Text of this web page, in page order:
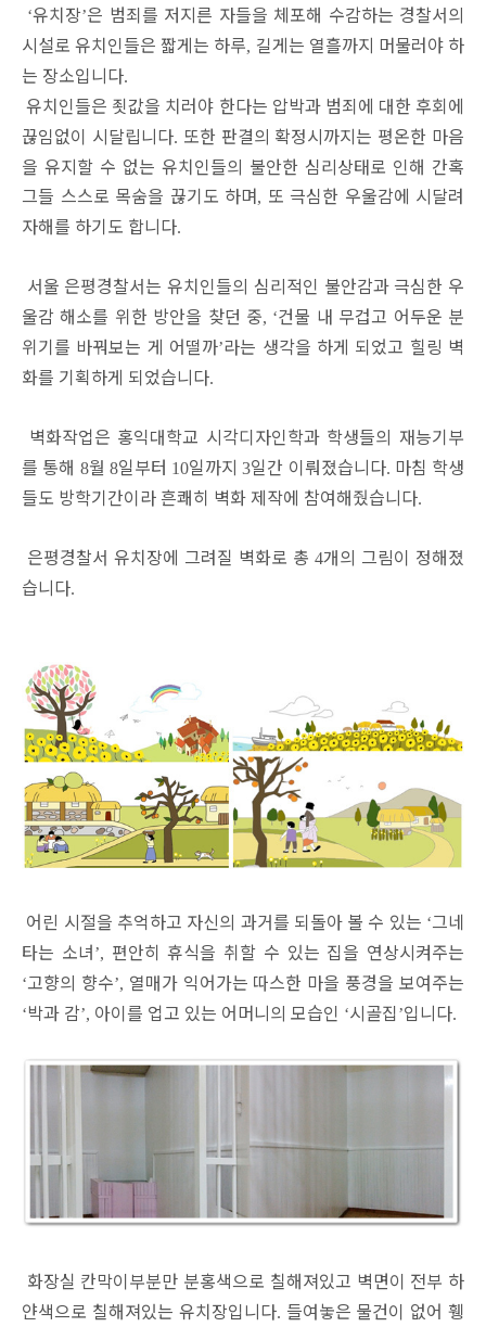
‘유치장’은 범죄를 저지른 자들을 체포해 수감하는 경찰서의
시설로 유치인들은 짧게는 하루, 길게는 열흘까지 머물러야 하
는 장소입니다.
유치인들은 죗값을 치러야 한다는 압박과 범죄에 대한 후회에
끊임없이 시달립니다. 또한 판결의 확정시까지는 평온한 마음
을 유지할 수 없는 유치인들의 불안한 심리상태로 인해 간혹
그들 스스로 목숨을 끊기도 하며, 또 극심한 우울감에 시달려
자해를 하기도 합니다.
서울 은평경찰서는 유치인들의 심리적인 불안감과 극심한 우
울감 해소를 위한 방안을 찾던 중, ‘건물 내 무겁고 어두운 분
위기를 바꿔보는 게 어떨까’라는 생각을 하게 되었고 힐링 벽
화를 기획하게 되었습니다.
벽화작업은 홍익대학교 시각디자인학과 학생들의 재능기부
를 통해 8월 8일부터 10일까지3일간 이뤄졌습니다. 마침 학생
들도 방학기간이라 흔쾌히 벽화 제작에 참여해줬습니다.
은평경찰서 유치장에 그려질 벽화로 총 4개의 그림이 정해졌
습니다.
어린 시절을 추억하고 자신의 과거를 되돌아 볼 수 있는 ‘그네
타는 소녀’, 편안히 휴식을 취할 수 있는 집을 연상시켜주는
‘고향의 향수’, 열매가 익어가는 따스한 마을 풍경을 보여주는
‘박과 감’, 아이를 업고 있는 어머니의 모습인 ‘시골집’입니다.
화장실 칸막이부분만 분홍색으로 칠해져있고 벽면이 전부 하
얀색으로 칠해져있는 유치장입니다. 들여놓은 물건이 없어 휑